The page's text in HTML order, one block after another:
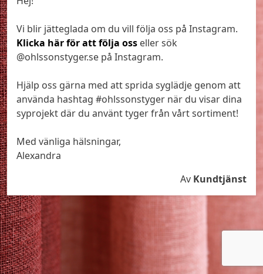
Vi blir jätteglada om du vill följa oss på Instagram.
Klicka här för att följa oss eller sök
@ohlssonstyger.se på Instagram.
Hjälp oss gärna med att sprida syglädje genom att
använda hashtag #ohlssonstyger när du visar dina
syprojekt där du använt tyger från vårt sortiment!
Med vänliga hälsningar,
Alexandra
Av Kundtjänst